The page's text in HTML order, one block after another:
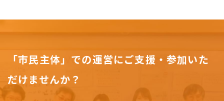
「市民主体」での運営にご支援・参加いた
だけませんか？